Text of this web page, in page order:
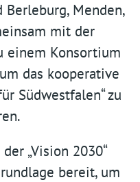
Berleburg, Menden,
mit der
einem Konsortium
das kooperative
Südwestfalen“ zu
„Vision 2030“
bereit, um